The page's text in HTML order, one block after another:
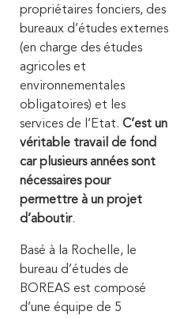
propriétaires fonciers, des
bureaux d’études externes
(en charge des études
agricoles et
environnementales
obligatoires) et les
services de l’Etat. C’est un
véritable travail de fond
car plusieurs années sont
nécessaires pour
permettre à un projet
d’aboutir.
Basé à la Rochelle, le
bureau d’études de
BOREAS est composé
d’une équipe de 5